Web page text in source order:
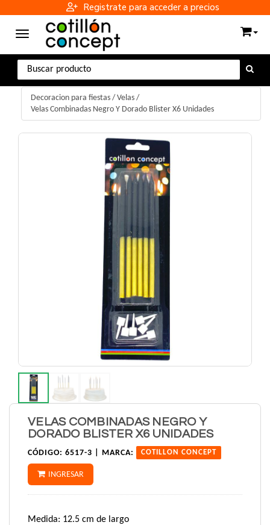
Registrate para acceder a precios
Toggle navigation
Decoracion para fiestas / Velas /
Velas Combinadas Negro Y Dorado Blister X6 Unidades
VELAS COMBINADAS NEGRO Y
DORADO BLISTER X6 UNIDADES
CÓDIGO: 6517-3 | MARCA: COTILLON CONCEPT
INGRESAR
Medida: 12.5 cm de largo